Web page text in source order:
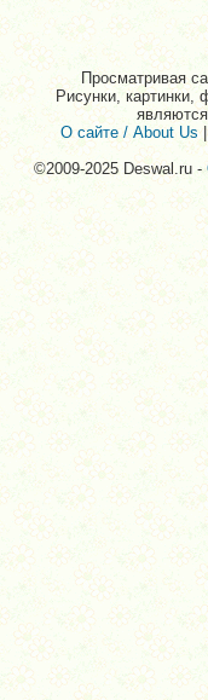
Просматривая
Рисунки, картинки,
О сайте / About Us
©2009-2025 Deswal.ru -